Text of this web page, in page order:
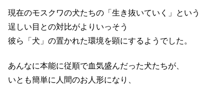
現在のモスクワの犬たちの「生き抜いていく」という
逞しい目との対比がよりいっそう
彼ら「犬」の置かれた環境を顕にするようでした。
あんなに本能に従順で血気盛んだった犬たちが、
いとも簡単に人間のお人形になり、